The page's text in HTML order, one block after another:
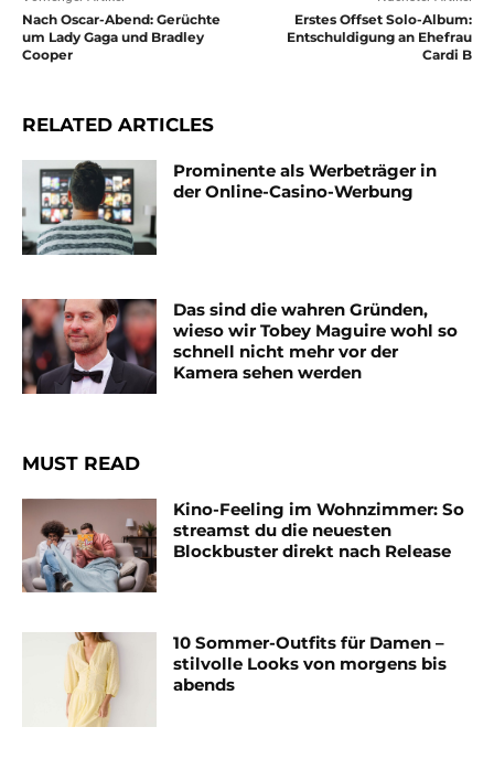
Nach Oscar-Abend: Gerüchte
um Lady Gaga und Bradley
Cooper
Erstes Offset Solo-Album:
Entschuldigung an Ehefrau
Cardi B
RELATED ARTICLES
Prominente als Werbeträger in
der Online-Casino-Werbung
Das sind die wahren Gründen,
wieso wir Tobey Maguire wohl so
schnell nicht mehr vor der
Kamera sehen werden
MUST READ
Kino-Feeling im Wohnzimmer: So
streamst du die neuesten
Blockbuster direkt nach Release
10 Sommer-Outfits für Damen –
stilvolle Looks von morgens bis
abends